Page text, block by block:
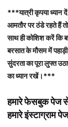
***यात्री कृपया ध्यान
आमतौर पर ठंडे रहते हैं
साथ ही कोशिश करें कि
बरसात के मौसम में
सुंदरता का पूरा लुफ्त
का ध्यान रखें।***
हमारे फेसबुक पेज
हमारे इंस्टाग्राम